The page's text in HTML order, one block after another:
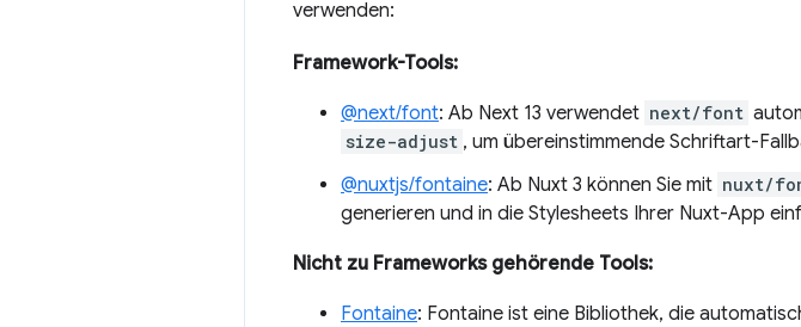
verwenden:
Framework-Tools:
@next/font: Ab Next 13 verwendet next/font
size-adjust , um übereinstimmende Schriftart-
@nuxtjs/fontaine: Ab Nuxt 3 können Sie mit nuxt/
generieren und in die Stylesheets Ihrer Nuxt-App
Nicht zu Frameworks gehörende Tools:
Fontaine: Fontaine ist eine Bibliothek, die